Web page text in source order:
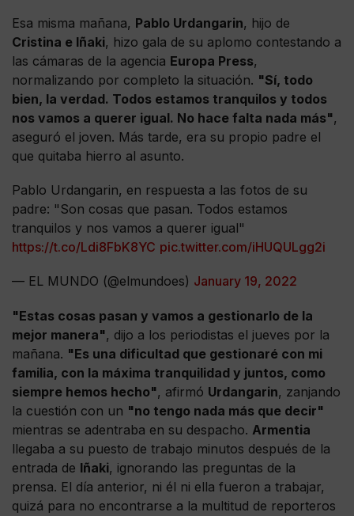
Esa misma mañana, Pablo Urdangarin, hijo de
Cristina e Iñaki, hizo gala de su aplomo contestando a
las cámaras de la agencia Europa Press,
normalizando por completo la situación. "Sí, todo
bien, la verdad. Todos estamos tranquilos y todos
nos vamos a querer igual. No hace falta nada más",
aseguró el joven. Más tarde, era su propio padre el
que quitaba hierro al asunto.
Pablo Urdangarin, en respuesta a las fotos de su
padre: "Son cosas que pasan. Todos estamos
tranquilos y nos vamos a querer igual"
https://t.co/Ldi8FbK8YC pic.twitter.com/iHUQULgg2i
— EL MUNDO (@elmundoes) January 19, 2022
"Estas cosas pasan y vamos a gestionarlo de la
mejor manera", dijo a los periodistas el jueves por la
mañana. "Es una dificultad que gestionaré con mi
familia, con la máxima tranquilidad y juntos, como
siempre hemos hecho", afirmó Urdangarin, zanjando
la cuestión con un "no tengo nada más que decir"
mientras se adentraba en su despacho. Armentia
llegaba a su puesto de trabajo minutos después de la
entrada de Iñaki, ignorando las preguntas de la
prensa. El día anterior, ni él ni ella fueron a trabajar,
quizá para no encontrarse a la multitud de reporteros